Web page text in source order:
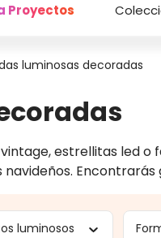
Proyectos
luminosas decoradas
estrellitas led
luminosos